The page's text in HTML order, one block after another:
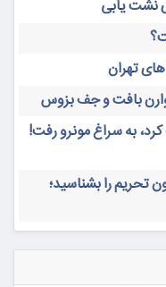
نشت یابی
تهران
وارن بافت و جف بزوس
به سراغ مونرو رفت!
تحریم را بشناسید؛